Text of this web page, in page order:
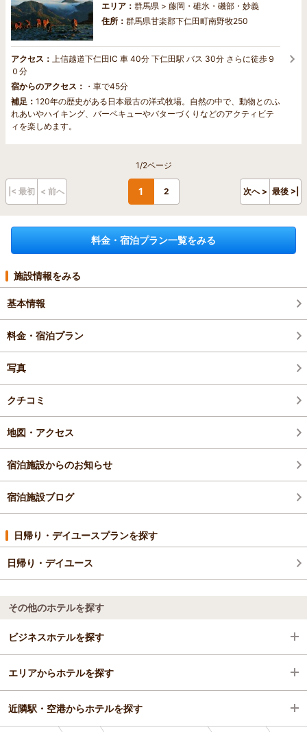
エリア： 群馬県 > 藤岡・碓氷・磯部・妙義
住所： 群馬県甘楽郡下仁田町南野牧250
アクセス：
上信越道下仁田IC 車 40分 下仁田駅 バス 30分 さらに徒歩９
０分
宿からのアクセス： ・車で45分
補足： 120年の歴史がある日本最古の洋式牧場。自然の中で、動物とのふ
れあいやハイキング、バーベキューやバターづくりなどのアクティビテ
ィを楽しめます。
1/2ページ
|< 最初 < 前へ 1 2 次へ > 最後 >|
料金・宿泊プラン一覧をみる
施設情報をみる
基本情報
料金・宿泊プラン
写真
クチコミ
地図・アクセス
宿泊施設からのお知らせ
宿泊施設ブログ
日帰り・デイユースプランを探す
日帰り・デイユース
その他のホテルを探す
ビジネスホテルを探す
群馬県
藤岡・碓氷・磯部・妙義
エリアからホテルを探す
群馬県
近隣駅・空港からホテルを探す